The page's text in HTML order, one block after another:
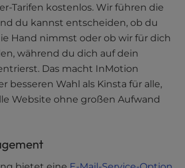
Tarifen kostenlos. Wir führen die
du kannst entscheiden, ob du
Hand nimmst oder ob wir für dich
während du dich auf dein
Das macht InMotion
besseren Wahl als Kinsta für alle,
Website ohne großen Aufwand